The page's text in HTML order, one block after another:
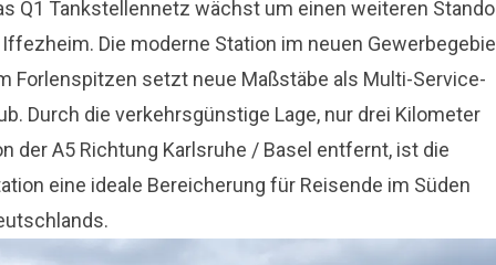
Q1 Tankstellennetz wächst um einen weiteren
Die moderne Station im neuen
Forlenspitzen setzt neue Maßstäbe als Multi-Service-
Durch die verkehrsgünstige Lage, nur drei Kilometer
der A5 Richtung Karlsruhe / Basel entfernt, ist die
eine ideale Bereicherung für Reisende im Süden